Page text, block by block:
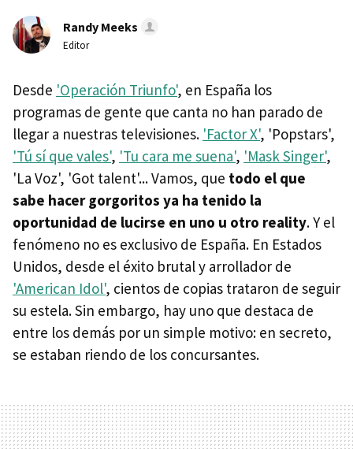
Randy Meeks
Editor
Desde 'Operación Triunfo', en España los
programas de gente que canta no han parado de
llegar a nuestras televisiones. 'Factor X', 'Popstars',
'Tú sí que vales', 'Tu cara me suena', 'Mask Singer',
'La Voz', 'Got talent'... Vamos, que todo el que
sabe hacer gorgoritos ya ha tenido la
oportunidad de lucirse en uno u otro reality. Y el
fenómeno no es exclusivo de España. En Estados
Unidos, desde el éxito brutal y arrollador de
'American Idol', cientos de copias trataron de seguir
su estela. Sin embargo, hay uno que destaca de
entre los demás por un simple motivo: en secreto,
se estaban riendo de los concursantes.